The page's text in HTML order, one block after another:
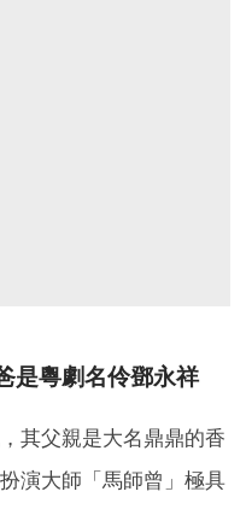
是粵劇名伶鄧永祥
其父親是大名鼎鼎的香
演大師「馬師曾」極具